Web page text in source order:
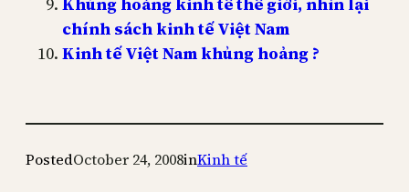
chính sách kinh tế Việt Nam
Kinh tế Việt Nam khủng hoảng ?
PostedOctober 24, 2008inKinh tế